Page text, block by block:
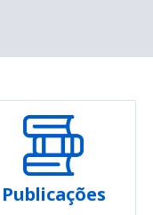
Publicações